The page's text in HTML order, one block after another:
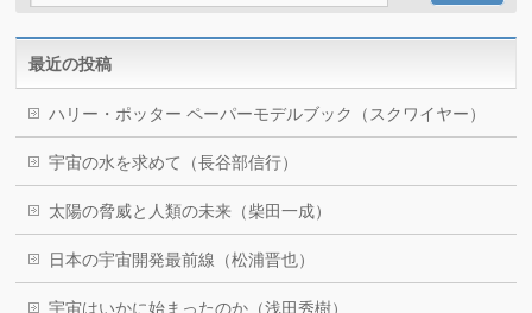
最近の投稿
ハリー・ポッター ペーパーモデルブック（スクワイヤー）
宇宙の水を求めて（長谷部信行）
太陽の脅威と人類の未来（柴田一成）
日本の宇宙開発最前線（松浦晋也）
宇宙はいかに始まったのか（浅田秀樹）